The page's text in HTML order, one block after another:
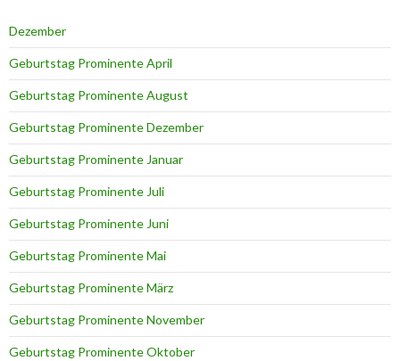
Dezember
Geburtstag Prominente April
Geburtstag Prominente August
Geburtstag Prominente Dezember
Geburtstag Prominente Januar
Geburtstag Prominente Juli
Geburtstag Prominente Juni
Geburtstag Prominente Mai
Geburtstag Prominente März
Geburtstag Prominente November
Geburtstag Prominente Oktober